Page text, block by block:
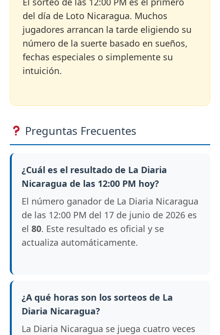
del día de Loto Nicaragua. Muchos
jugadores arrancan la tarde eligiendo su
número de la suerte basado en sueños,
fechas especiales o simplemente su
intuición.
Preguntas Frecuentes
¿Cuál es el resultado de La Diaria
Nicaragua de las 12:00 PM hoy?
El número ganador de La Diaria Nicaragua
de las 12:00 PM del 17 de junio de 2026 es
el 80. Este resultado es oficial y se
actualiza automáticamente.
¿A qué horas son los sorteos de La
Diaria Nicaragua?
La Diaria Nicaragua se juega cuatro veces